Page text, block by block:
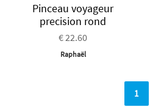
Pinceau voyageur
precision rond
€ 22.60
Raphaël
1